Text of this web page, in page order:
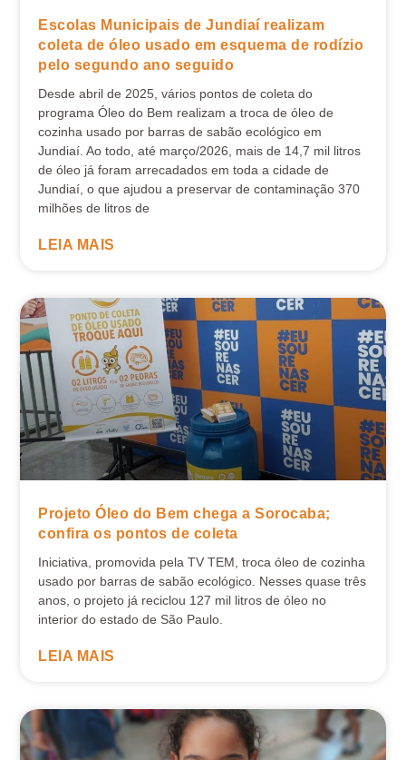
Escolas Municipais de Jundiaí realizam
coleta de óleo usado em esquema de rodízio
pelo segundo ano seguido
Desde abril de 2025, vários pontos de coleta do
programa Óleo do Bem realizam a troca de óleo de
cozinha usado por barras de sabão ecológico em
Jundiaí. Ao todo, até março/2026, mais de 14,7 mil litros
de óleo já foram arrecadados em toda a cidade de
Jundiaí, o que ajudou a preservar de contaminação 370
milhões de litros de
LEIA MAIS
Projeto Óleo do Bem chega a Sorocaba;
confira os pontos de coleta
Iniciativa, promovida pela TV TEM, troca óleo de cozinha
usado por barras de sabão ecológico. Nesses quase três
anos, o projeto já reciclou 127 mil litros de óleo no
interior do estado de São Paulo.
LEIA MAIS